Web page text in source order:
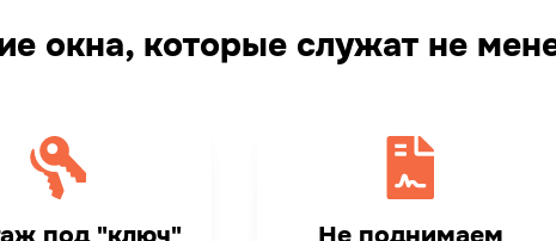
окна, которые служат не